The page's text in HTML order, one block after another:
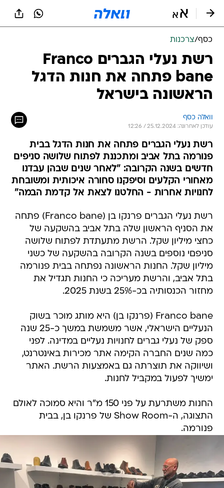
כסף/צרכנות
רשת נעלי הגברים Franco
bane פתחה את חנות הדגל
הראשונה בישראל
וואלה כסף
עודכן לאחרונה: 25.12.2024 / 12:26
רשת נעלי הגברים פתחה את חנות הדגל בבית
פנורמה בתל אביב ומתכננת לפתוח שלושה סניפים
חדשים בשנה הקרובה: "לאחר שנים שבהן עבדנו
מאחורי הקלעים וסיפקנו סחורה איכותית ומשובחת
לחנויות אחרות - החלטנו לצאת אל קדמת הבמה"
רשת נעלי הגברים פרנקו בן (Franco bane) פתחה
את הסניף הראשון שלה בתל אביב בהשקעה של
כחצי מיליון שקל. הרשת מתעתדת לפתוח שלושה
סניפםי נוספים בשנה הקרובה בהשקעה של כשני
מיליון שקל. החנות הראשונה נפתחה בבית פנורמה
בתל אביב, והרשת מעריכה כי החנות תגדיל את
מחזור הכנסותיה בכ-25% בשנת 2025.
Franco bane (פרנקו בן) היא מותג מוכר בשוק
הנעליים הישראלי, אשר משמשת במשך כ-25 שנה
ספק של נעלי גברים לחנויות נעליים במדינה. לפני
כמה שנים החברה הקימה אתר מכירות באינטרנט,
ושיווקה את תוצרתה גם באמצעות הרשת. האתר
ימשיך לפעול במקביל לחנות.
החנות משתרעת על פני 150 מ"ר והיא סמוכה לאולם
התצוגה, ה-Show Room של פרנקו בן, בבית
פנורמה.